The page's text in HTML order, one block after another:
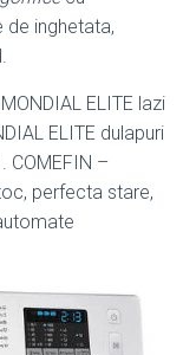
de inghetata,
ELITE lazi
ELITE dulapuri
COMEFIN –
perfecta stare,